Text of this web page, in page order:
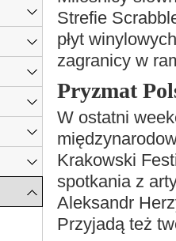
Strefie
płyt
zagranicy w
Pryzmat
W ostatni
Krakowski
spotkania z
Aleksandr
Przyjadą też